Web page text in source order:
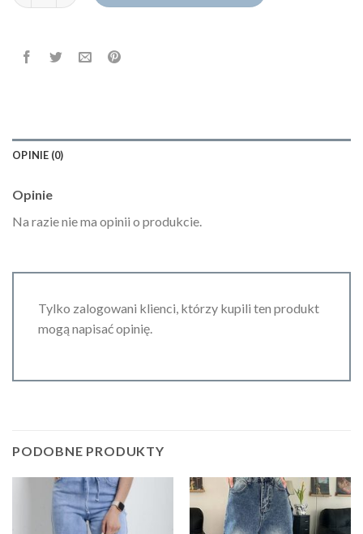
OPINIE (0)
Opinie
Na razie nie ma opinii o produkcie.
Tylko zalogowani klienci, którzy kupili ten produkt
mogą napisać opinię.
PODOBNE PRODUKTY